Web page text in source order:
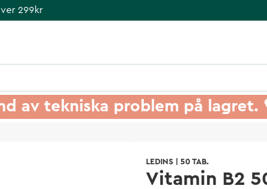
299kr
av tekniska problem på lagret.
LEDINS 50 TAB.
Vitamin B2